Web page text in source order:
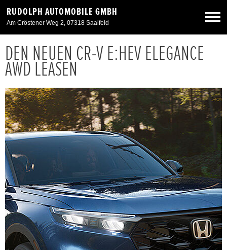
RUDOLPH AUTOMOBILE GMBH
Am Cröstener Weg 2, 07318 Saalfeld
Neuwagen
Angebote
Service & Zubehör
Unser Autohaus
DEN NEUEN CR-V E:HEV ELEGANCE
AWD LEASEN